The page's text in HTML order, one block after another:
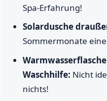
Spa-Erfahrung!
Solardusche
Sommermonate
Waschhilfe: Nicht
nichts!